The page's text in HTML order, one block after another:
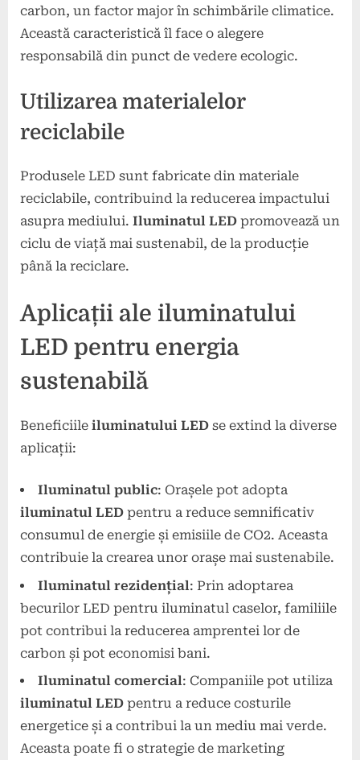
carbon, un factor major în schimbările climatice.
Această caracteristică îl face o alegere
responsabilă din punct de vedere ecologic.
Utilizarea materialelor
reciclabile
Produsele LED sunt fabricate din materiale
reciclabile, contribuind la reducerea impactului
asupra mediului. Iluminatul LED promovează un
ciclu de viață mai sustenabil, de la producție
până la reciclare.
Aplicații ale iluminatului
LED pentru energia
sustenabilă
Beneficiile iluminatului LED se extind la diverse
aplicații:
Iluminatul public: Orașele pot adopta
iluminatul LED pentru a reduce semnificativ
consumul de energie și emisiile de CO2. Aceasta
contribuie la crearea unor orașe mai sustenabile.
Iluminatul rezidențial: Prin adoptarea
becurilor LED pentru iluminatul caselor, familiile
pot contribui la reducerea amprentei lor de
carbon și pot economisi bani.
Iluminatul comercial: Companiile pot utiliza
iluminatul LED pentru a reduce costurile
energetice și a contribui la un mediu mai verde.
Aceasta poate fi o strategie de marketing